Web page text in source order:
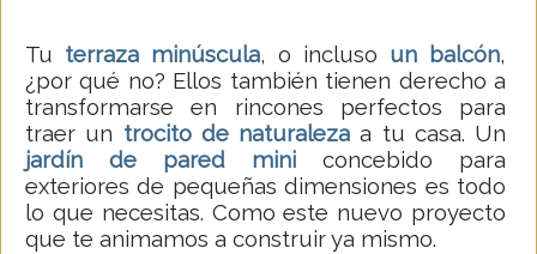
Tu terraza minúscula, o incluso un balcón,
¿por qué no? Ellos también tienen derecho a
transformarse en rincones perfectos para
traer un trocito de naturaleza a tu casa. Un
jardín de pared mini concebido para
exteriores de pequeñas dimensiones es todo
lo que necesitas. Como este nuevo proyecto
que te animamos a construir ya mismo.